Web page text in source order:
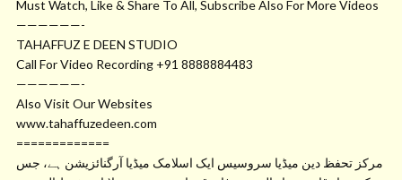
Must Watch, Like & Share To All, Subscribe Also For More Videos
——————-
TAHAFFUZ E DEEN STUDIO
Call For Video Recording +91 8888884483
——————-
Also Visit Our Websites
www.tahaffuzedeen.com
=============
مرکز تحفظ دین میڈیا سروسیس ایک اسلامک میڈیا آرگنائزیشن ہے، جس